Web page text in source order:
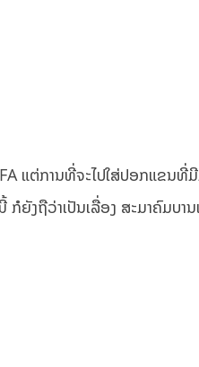
ແຕ່ການທີ່ຈະໄປໃສ່ປອກແຂນທີ່
ຍັງຖືວ່າເປັນເລື່ອງ ສະມາຄົມບານ